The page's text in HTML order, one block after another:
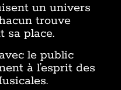
un univers
trouve
sa place.
le public
à l’esprit des